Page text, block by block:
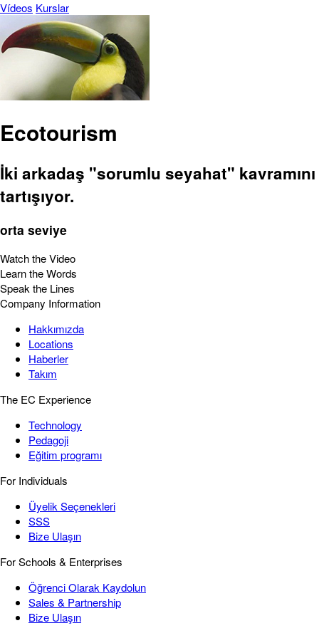
Vídeos Kurslar
Ecotourism
İki arkadaş "sorumlu seyahat" kavramını
tartışıyor.
orta seviye
Watch the Video
Learn the Words
Speak the Lines
Company Information
Hakkımızda
Locations
Haberler
Takım
The EC Experience
Technology
Pedagoji
Eğitim programı
For Individuals
Üyelik Seçenekleri
SSS
Bize Ulaşın
For Schools & Enterprises
Öğrenci Olarak Kaydolun
Sales & Partnership
Bize Ulaşın